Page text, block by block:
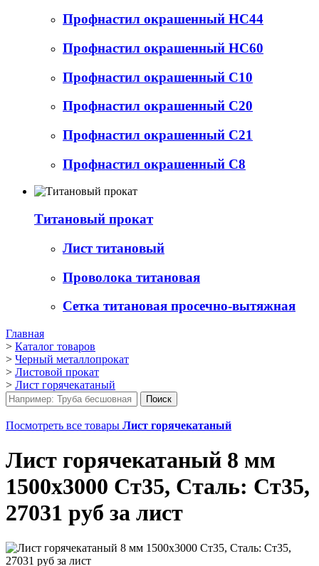
Профнастил окрашенный НС44
Профнастил окрашенный НС60
Профнастил окрашенный С10
Профнастил окрашенный С20
Профнастил окрашенный С21
Профнастил окрашенный С8
Титановый прокат
Лист титановый
Проволока титановая
Сетка титановая просечно-вытяжная
Главная
> Каталог товаров
> Черный металлопрокат
> Листовой прокат
> Лист горячекатаный
Посмотреть все товары Лист горячекатаный
Лист горячекатаный 8 мм
1500х3000 Ст35, Сталь: Ст35,
27031 руб за лист